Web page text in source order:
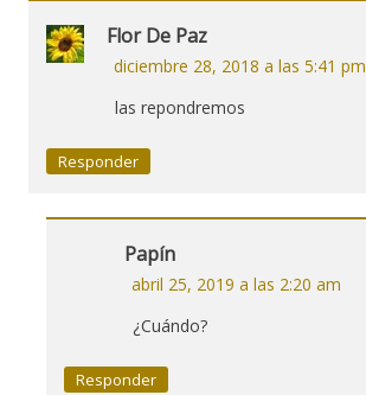
Flor De Paz
diciembre 28, 2018 a las 5:41 pm
las repondremos
Responder
Papín
abril 25, 2019 a las 2:20 am
¿Cuándo?
Responder